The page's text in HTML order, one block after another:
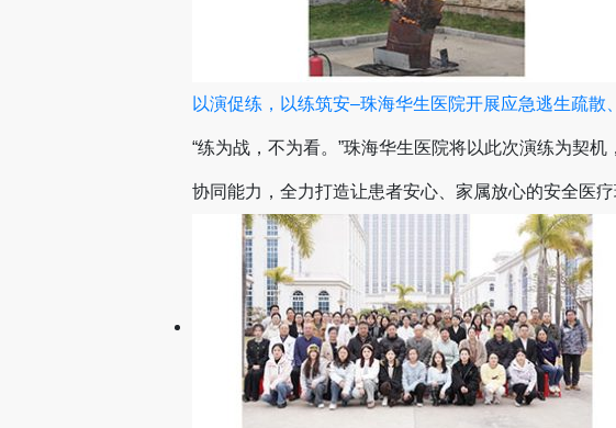
以演促练，以练筑安–珠海华生医院开展应急逃生疏散
“练为战，不为看。”珠海华生医院将以此次演练为契
协同能力，全力打造让患者安心、家属放心的安全医